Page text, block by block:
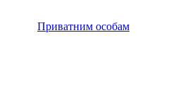
Приватним особам